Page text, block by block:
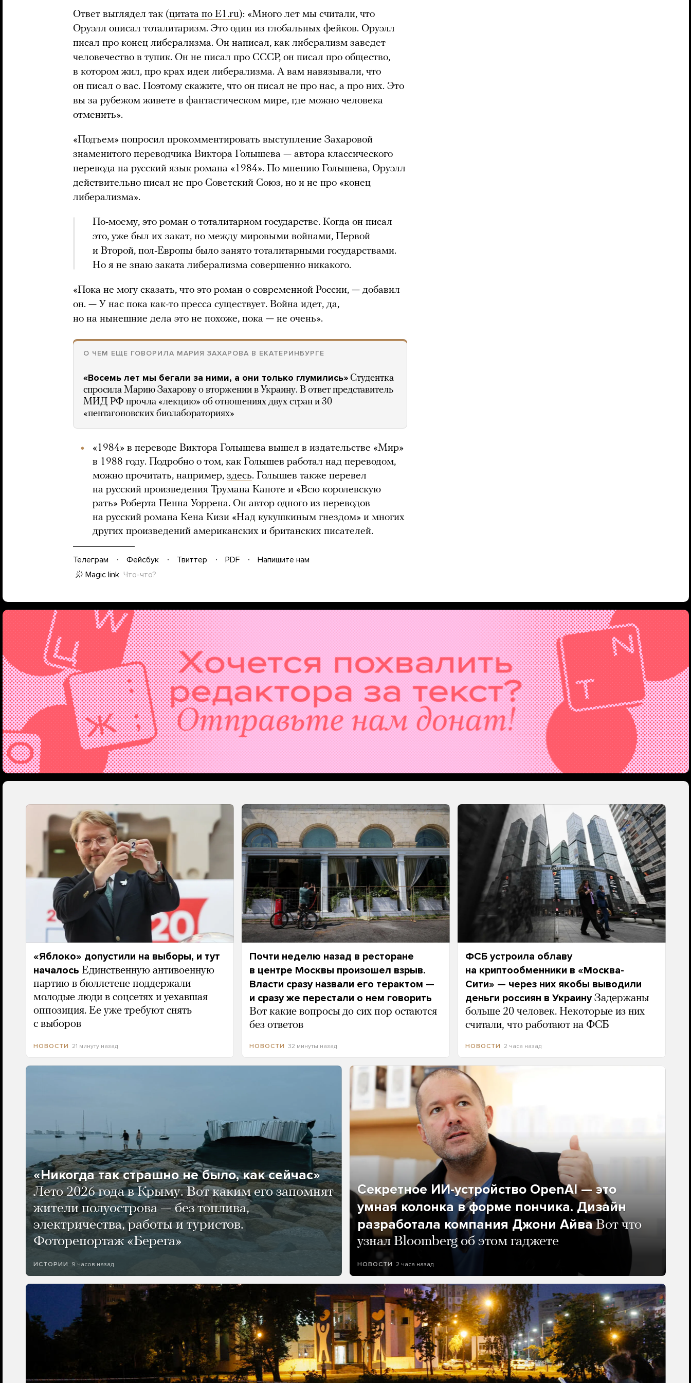
Ответ выглядел так (цитата по E1.ru): «Много лет мы считали, что
Оруэлл описал тоталитаризм. Это один из глобальных фейков. Оруэлл
писал про конец либерализма. Он написал, как либерализм заведет
человечество в тупик. Он не писал про СССР, он писал про общество,
в котором жил, про крах идеи либерализма. А вам навязывали, что
он писал о вас. Поэтому скажите, что он писал не про нас, а про них. Это
вы за рубежом живете в фантастическом мире, где можно человека
отменить».
«Подъем» попросил прокомментировать выступление Захаровой
знаменитого переводчика Виктора Голышева — автора классического
перевода на русский язык романа «1984». По мнению Голышева, Оруэлл
действительно писал не про Советский Союз, но и не про «конец
либерализма».
По-моему, это роман о тоталитарном государстве. Когда он писал
это, уже был их закат, но между мировыми войнами, Первой
и Второй, пол-Европы было занято тоталитарными государствами.
Но я не знаю заката либерализма совершенно никакого.
«Пока не могу сказать, что это роман о современной России, — добавил
он. — У нас пока как-то пресса существует. Война идет, да,
но на нынешние дела это не похоже, пока — не очень».
О ЧЕМ ЕЩЕ ГОВОРИЛА МАРИЯ ЗАХАРОВА В ЕКАТЕРИНБУРГЕ
«Восемь лет мы бегали за ними, а они только глумились» Студентка
спросила Марию Захарову о вторжении в Украину. В ответ представитель
МИД РФ прочла «лекцию» об отношениях двух стран и 30
«пентагоновских биолабораториях»
«1984» в переводе Виктора Голышева вышел в издательстве «Мир»
в 1988 году. Подробно о том, как Голышев работал над переводом,
можно прочитать, например, здесь. Голышев также перевел
на русский произведения Трумана Капоте и «Всю королевскую
рать» Роберта Пенна Уоррена. Он автор одного из переводов
на русский романа Кена Кизи «Над кукушкиным гнездом» и многих
других произведений американских и британских писателей.
Телеграм Фейсбук Твиттер PDF
Напишите нам
Magic link Что-что?
«Яблоко» допустили на выборы, и тут
началось Единственную антивоенную
партию в бюллетене поддержали
молодые люди в соцсетях и уехавшая
оппозиция. Ее уже требуют снять
с выборов
НОВОСТИ 21 минуту назад
Почти неделю назад в ресторане
в центре Москвы произошел взрыв.
Власти сразу назвали его терактом —
и сразу же перестали о нем говорить
Вот какие вопросы до сих пор остаются
без ответов
НОВОСТИ 32 минуты назад
ФСБ устроила облаву
на криптообменники в «Москва-
Сити» — через них якобы выводили
деньги россиян в Украину Задержаны
больше 20 человек. Некоторые из них
считали, что работают на ФСБ
НОВОСТИ 2 часа назад
«Никогда так страшно не было, как сейчас»
Лето 2026 года в Крыму. Вот каким его запомнят
жители полуострова — без топлива,
электричества, работы и туристов.
Фоторепортаж «Берега»
ИСТОРИИ 9 часов назад
Секретное ИИ-устройство OpenAI — это
умная колонка в форме пончика. Дизайн
разработала компания Джони Айва Вот что
узнал Bloomberg об этом гаджете
НОВОСТИ 2 часа назад